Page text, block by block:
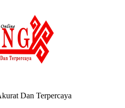
Dan Terpercaya